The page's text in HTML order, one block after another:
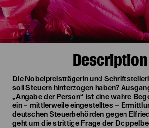
Description
Die Nobelpreisträgerin und
soll Steuern hinterzogen haben?
„Angabe der Person“ ist eine wahre
ein – mittlerweile eingestelltes –
deutschen Steuerbehörden gegen
geht um die strittige Frage der